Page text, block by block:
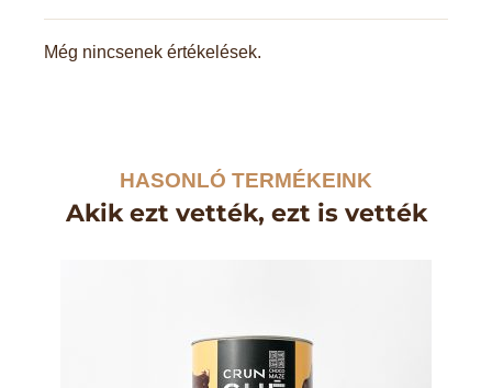
Még nincsenek értékelések.
HASONLÓ TERMÉKEINK
Akik ezt vették, ezt is vették